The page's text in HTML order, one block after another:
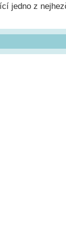
jedno z